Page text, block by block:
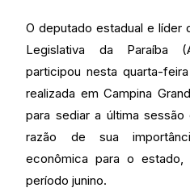
O deputado estadual e líder
Legislativa da Paraíba
participou nesta quarta-
realizada em Campina
para sediar a última
razão de sua
econômica para o estado,
período junino.